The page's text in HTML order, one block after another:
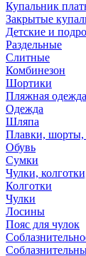
Купальник
Закрытые
Детские и
Раздельные
Слитные
Комбинезон
Шортики
Пляжная одежда
Одежда
Шляпа
Плавки,
Обувь
Сумки
Чулки,
Колготки
Чулки
Лосины
Пояс для чулок